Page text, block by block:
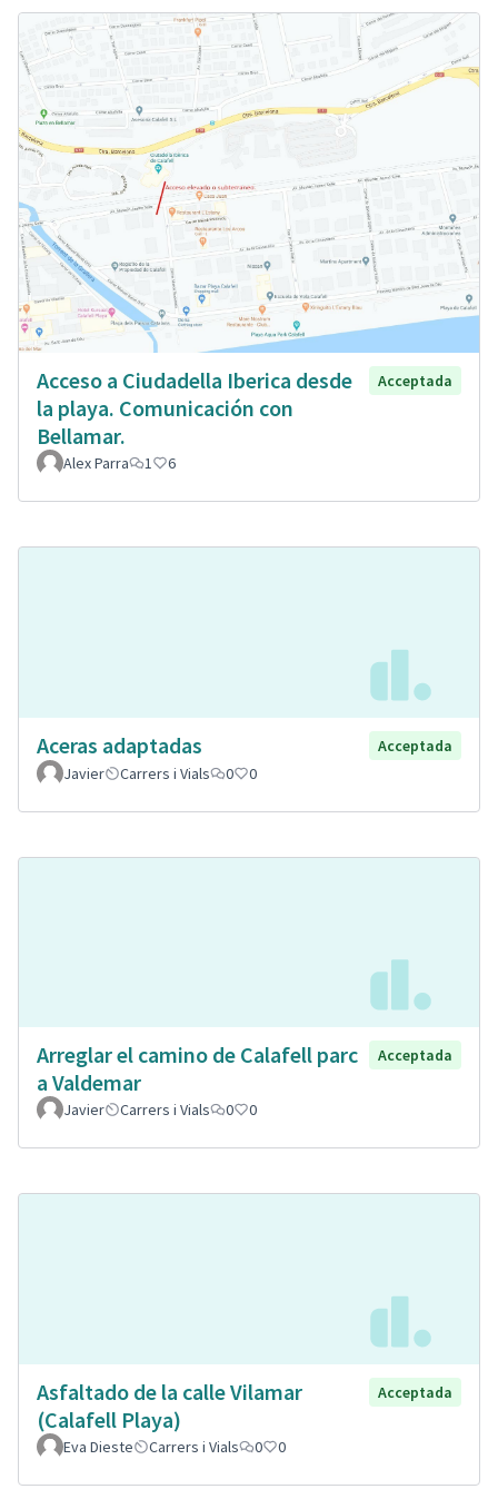
Acceso a Ciudadella Iberica desde
la playa. Comunicación con
Bellamar.
Acceptada
Alex Parra 1 6
Aceras adaptadas
Acceptada
Javier
Carrers i Vials 0 0
Arreglar el camino de Calafell parc
a Valdemar
Acceptada
Javier Carrers i Vials 0 0
Asfaltado de la calle Vilamar
(Calafell Playa)
Acceptada
Eva Dieste Carrers i Vials 0 0